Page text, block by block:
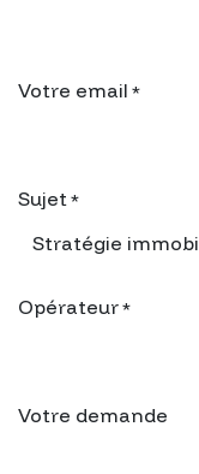
Votre email *
Sujet*
Opérateur*
Votre demande